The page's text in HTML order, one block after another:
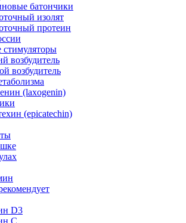
батончики
изолят
протеин
стимуляторы
возбудитель
возбудитель
(laxogenin)
(epicatechin)
D3
С